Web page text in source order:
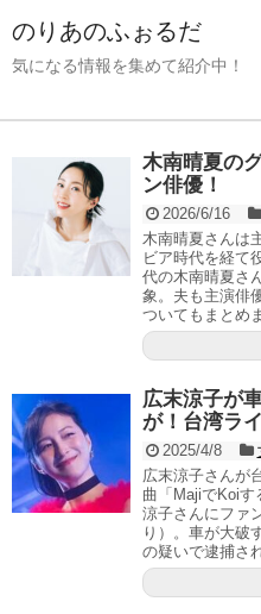
のりあのふぉるだ
気になる情報を集めて紹介中！
木南晴夏の
ン俳優！
2026/6/16
木南晴夏さんは
ビア時代を経て
代の木南晴夏さ
象。夫も主演俳
ついてもまとめ
広末涼子が
が！台湾ラ
2025/4/8
広末涼子さんが
曲「MajiでKoiす
涼子さんにファ
り）。車が大破
の疑いで逮捕さ